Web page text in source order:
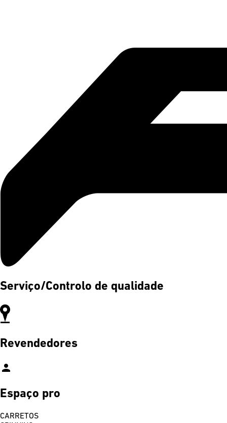
Serviço/Controlo de qualidade
Revendedores
person
Espaço pro
CARRETOS